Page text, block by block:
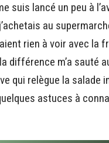
suis lancé un peu à
au
rien à voir avec la
différence m’a sauté
qui relègue la salade
astuces à